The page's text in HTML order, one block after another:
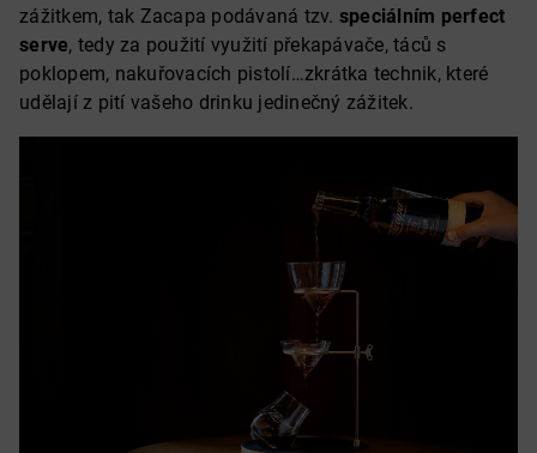
zážitkem, tak Zacapa podávaná tzv. speciálním perfect
serve, tedy za použití využití překapávače, táců s
poklopem, nakuřovacích pistolí…zkrátka technik, které
udělají z pití vašeho drinku jedinečný zážitek.